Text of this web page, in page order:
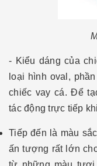
- Kiểu dáng của
loại hình oval,
chiếc vay cá. Để
tác động trực tiếp
Tiếp đến là màu
ấn tượng rất lớn